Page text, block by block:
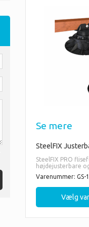
Se mere
SteelFIX
SteelFIX PRO
højdejusterbare
Varenummer: GS-